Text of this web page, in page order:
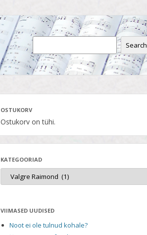
Search
OSTUKORV
Ostukorv on tühi.
KATEGOORIAD
VIIMASED UUDISED
Noot ei ole tulnud kohale?